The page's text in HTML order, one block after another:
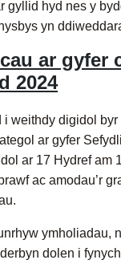
gyllid hyd nes y
yn
ar gyfer
2024
i weithdy digidol byr
ar gyfer
ar 17 Hydref am
ac amodau’r
ymholiadau,
dolen i